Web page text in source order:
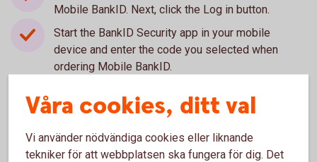
Mobile BankID. Next, click the Log in button.
Start the BankID Security app in your mobile
device and enter the code you selected when
ordering Mobile BankID.
quick overview of your finances. You can see your
invoices.
Våra cookies, ditt val
Vi använder nödvändiga cookies eller liknande
tekniker för att webbplatsen ska fungera för dig. Det